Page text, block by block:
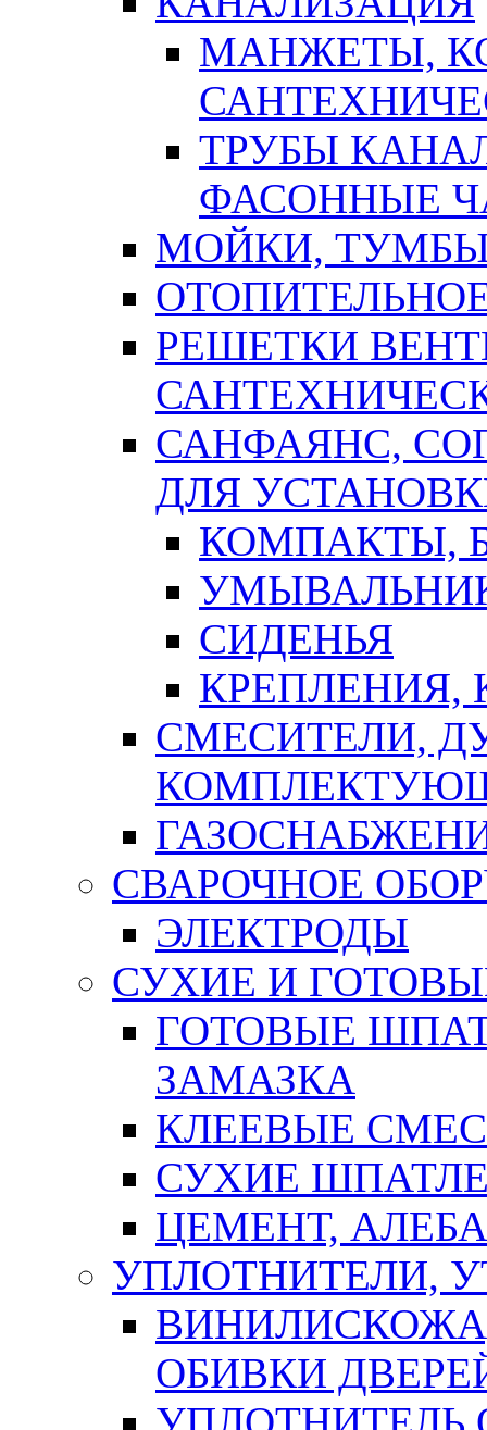
МАНЖЕТЫ,
ТРУБЫ
ФАСОННЫЕ
МОЙКИ,
РЕШЕТКИ
САНФАЯНС,
ДЛЯ
КОМПАКТЫ,
СИДЕНЬЯ
СМЕСИТЕЛИ,
СВАРОЧНОЕ
ЭЛЕКТРОДЫ
СУХИЕ И
ГОТОВЫЕ
ЗАМАЗКА
КЛЕЕВЫЕ
СУХИЕ
ЦЕМЕНТ,
УПЛОТНИТЕЛИ,
ОБИВКИ